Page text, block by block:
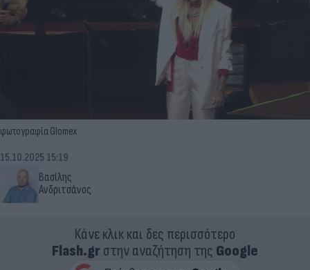
φωτογραφία Glomex
Βασίλης
Ανδριτσάνος
15.10.2025 15:19
Κάνε κλικ και δες περισσότερο
Flash.grστην αναζήτηση της Google